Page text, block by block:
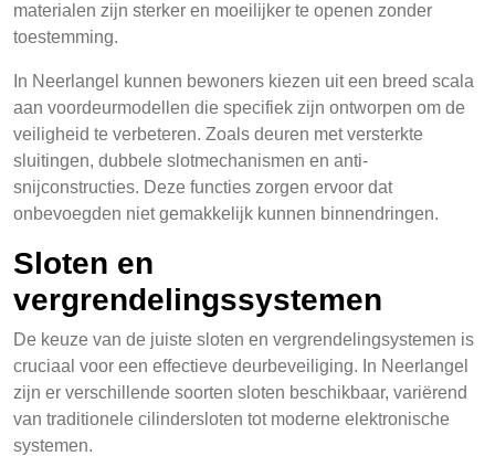
materialen zijn sterker en moeilijker te openen zonder
toestemming.
In Neerlangel kunnen bewoners kiezen uit een breed scala
aan voordeurmodellen die specifiek zijn ontworpen om de
veiligheid te verbeteren. Zoals deuren met versterkte
sluitingen, dubbele slotmechanismen en anti-
snijconstructies. Deze functies zorgen ervoor dat
onbevoegden niet gemakkelijk kunnen binnendringen.
Sloten en
vergrendelingssystemen
De keuze van de juiste sloten en vergrendelingsystemen is
cruciaal voor een effectieve deurbeveiliging. In Neerlangel
zijn er verschillende soorten sloten beschikbaar, variërend
van traditionele cilindersloten tot moderne elektronische
systemen.